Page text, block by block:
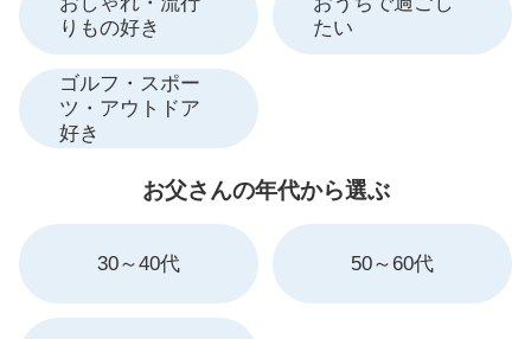
りもの好き
たい
ゴルフ・スポー
ツ・アウトドア
好き
お父さんの年代から選ぶ
30～40代 50～60代